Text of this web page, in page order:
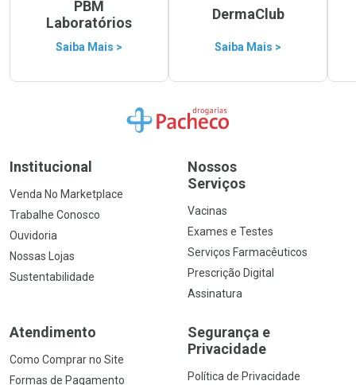
PBM
Laboratórios
Saiba Mais >
DermaClub
Saiba Mais >
Ir para a Home
Institucional
Venda No Marketplace
Trabalhe Conosco
Ouvidoria
Nossas Lojas
Sustentabilidade
Nossos
Serviços
Vacinas
Exames e Testes
Serviços Farmacêuticos
Prescrição Digital
Assinatura
Atendimento
Como Comprar no Site
Formas de Pagamento
Segurança e
Privacidade
Política de Privacidade